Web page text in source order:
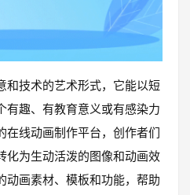
和技术的艺术形式，它能以短
有趣、有教育意义或有感染力
在线动画制作平台，创作者们
化为生动活泼的图像和动画效
动画素材、模板和功能，帮助